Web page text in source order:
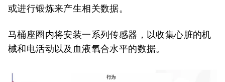
或进行锻炼来产生相关数据。
马桶座圈内将安装一系列传感器，以收集心脏的机
械和电活动以及血液氧合水平的数据。